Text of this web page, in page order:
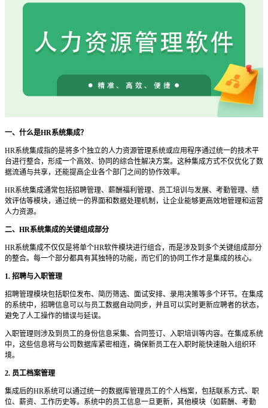
一、什么是HR系统集成？
HR系统集成指的是将多个独立的人力资源管理系统或应用程序通过统一的技术平
台进行整合，形成一个高效、协同的综合性解决方案。这种集成方式不仅优化了数
据流通与共享，还能提高企业各个部门之间的协作效率。
HR系统集成通常包括招聘管理、薪酬福利管理、员工培训与发展、考勤管理、绩
效评估等模块，通过统一的界面和数据处理机制，让企业能够更高效地管理和运营
人力资源。
二、 HR系统集成的关键组成部分
HR系统集成不仅仅是将单个HR软件模块进行组合，而是涉及到多个关键组成部分
的整合。每一个部分都具有其独特的功能，而它们的协同工作才是集成的核心。
1. 招聘与入职管理
招聘管理模块包括职位发布、简历筛选、面试安排、录用决策等多个环节。在集成
的系统中，招聘信息可以与员工数据自动同步，并且可以实时更新应聘者的状态，
避免了人工操作的错误与延误。
入职管理则涉及到员工的身份信息采集、合同签订、入职培训等内容。在集成系统
中，这些信息将与公司数据库紧密相连，确保新员工在入职时能快速融入组织环
境。
2. 员工档案管理
集成后的HR系统可以通过统一的数据库管理员工的个人档案，包括联系方式、职
位、薪资、工作历史等。系统中的员工信息一旦更新，其他模块（如薪酬、考勤